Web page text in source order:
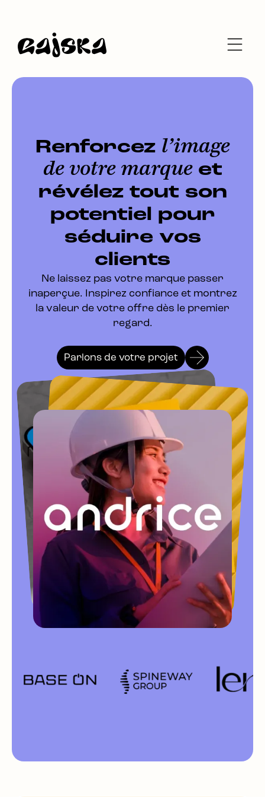
Renforcez l’image
de votre marqueet
révélez tout son
potentiel pour
séduire vos
clients
Ne laissez pas votre marque passer
inaperçue. Inspirez confiance et montrez
la valeur de votre offre dès le premier
regard.
Parlons de votre projet